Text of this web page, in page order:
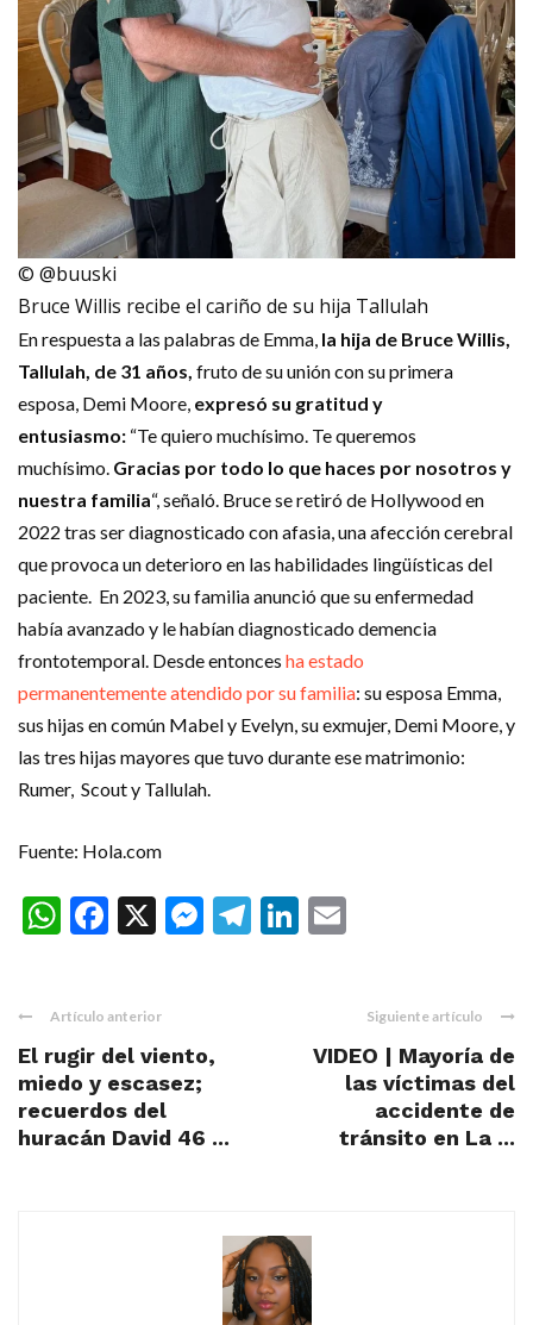
© @buuski
Bruce Willis recibe el cariño de su hija Tallulah
En respuesta a las palabras de Emma, la hija de Bruce Willis,
Tallulah, de 31 años, fruto de su unión con su primera
esposa, Demi Moore, expresó su gratitud y
entusiasmo: “Te quiero muchísimo. Te queremos
muchísimo. Gracias por todo lo que haces por nosotros y
nuestra familia“, señaló. Bruce se retiró de Hollywood en
2022 tras ser diagnosticado con afasia, una afección cerebral
que provoca un deterioro en las habilidades lingüísticas del
paciente. En 2023, su familia anunció que su enfermedad
había avanzado y le habían diagnosticado demencia
frontotemporal. Desde entonces ha estado
permanentemente atendido por su familia: su esposa Emma,
sus hijas en común Mabel y Evelyn, su exmujer, Demi Moore, y
las tres hijas mayores que tuvo durante ese matrimonio:
Rumer, Scout y Tallulah.
Fuente: Hola.com
WhatsApp
Facebook
X Messenger
Telegram
LinkedIn
Artículo anterior
El rugir del viento,
miedo y escasez;
recuerdos del
huracán David 46 ...
Siguiente artículo
VIDEO | Mayoría de
las víctimas del
accidente de
tránsito en La ...